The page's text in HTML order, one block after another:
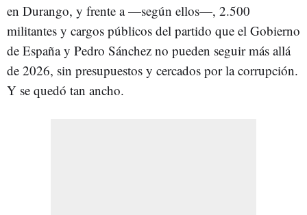
en Durango, y frente a —según ellos—, 2.500
militantes y cargos públicos del partido que el Gobierno
de España y Pedro Sánchez no pueden seguir más allá
de 2026, sin presupuestos y cercados por la corrupción.
Y se quedó tan ancho.